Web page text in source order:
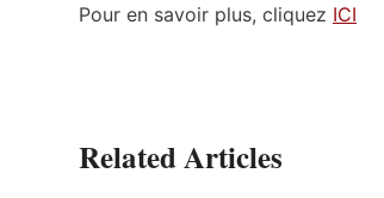
Pour en savoir plus, cliquez ICI
Related Articles